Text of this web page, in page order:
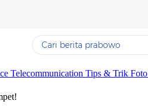
Yang sedang ramai dicari
Telecommunication Tips & Trik Foto